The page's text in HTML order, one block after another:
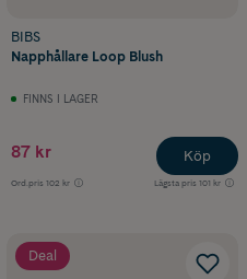
BIBS
Napphållare Loop Blush
FINNS I LAGER
87 kr
Ord.pris 102 kr Lägsta pris 101 kr
Köp
Deal